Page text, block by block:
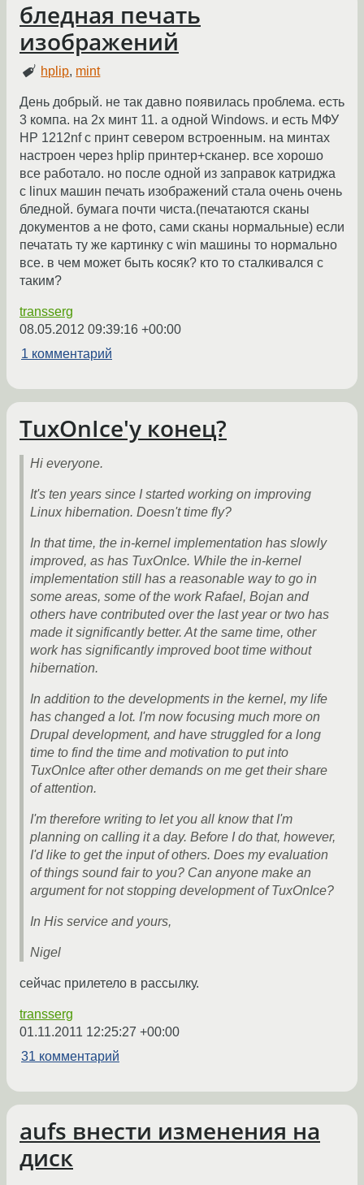
бледная печать
изображений
hplip, mint
День добрый. не так давно появилась проблема. есть
3 компа. на 2х минт 11. а одной Windows. и есть МФУ
HP 1212nf с принт севером встроенным. на минтах
настроен через hplip принтер+сканер. все хорошо
все работало. но после одной из заправок катриджа
с linux машин печать изображений стала очень очень
бледной. бумага почти чиста.(печатаются сканы
документов а не фото, сами сканы нормальные) если
печатать ту же картинку с win машины то нормально
все. в чем может быть косяк? кто то сталкивался с
таким?
transserg
08.05.2012 09:39:16 +00:00
1 комментарий
TuxOnIce'у конец?
Hi everyone.
It's ten years since I started working on improving
Linux hibernation. Doesn't time fly?
In that time, the in-kernel implementation has slowly
improved, as has TuxOnIce. While the in-kernel
implementation still has a reasonable way to go in
some areas, some of the work Rafael, Bojan and
others have contributed over the last year or two has
made it significantly better. At the same time, other
work has significantly improved boot time without
hibernation.
In addition to the developments in the kernel, my life
has changed a lot. I'm now focusing much more on
Drupal development, and have struggled for a long
time to find the time and motivation to put into
TuxOnIce after other demands on me get their share
of attention.
I'm therefore writing to let you all know that I'm
planning on calling it a day. Before I do that, however,
I'd like to get the input of others. Does my evaluation
of things sound fair to you? Can anyone make an
argument for not stopping development of TuxOnIce?
In His service and yours,
Nigel
сейчас прилетело в рассылку.
transserg
01.11.2011 12:25:27 +00:00
31 комментарий
aufs внести изменения на
диск